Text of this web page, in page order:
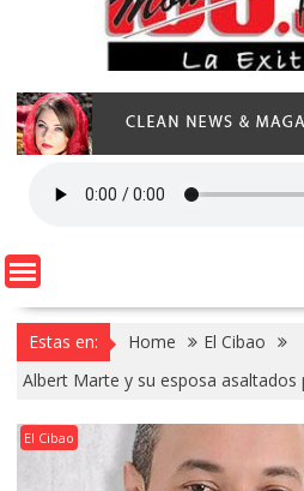
Estas en: Home
El Cibao
Albert Marte y su esposa asaltados
El Cibao